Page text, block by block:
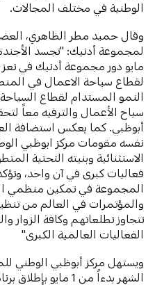
الوطنية في مختلف المجالات.
وقال حميد مطر الظاهري،
لمجموعة أدنيك: "تجسد
مايو دور مجموعة أدنيك في
لقطاع سياحة الاعمال في
النمو المستدام لقطاع
سياح الأعمال والترفيه معاً
أبوظبي. كما يعكس استضافة
نفسه مقومات مركز ابوظبي
الاستثنائية وبنيته التحتية
فعاليات كبرى في آن واحد،
المجموعة في تمكين منظمي
والمؤتمرات في العالم من
تتجاوز تطلعاتهم وكافة الزوار
الفعاليات العالمية الكبرى"
ويستهل مركز أبوظبي الوطني